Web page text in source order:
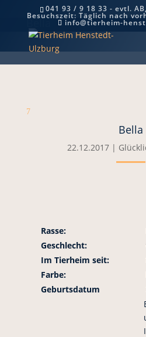
041 93 / 9 18 33 - evtl.
Besuchszeit: Täglich nach
info@tierheim-
Bella
7
Bella
22.12.2017|
Rasse:
Geschlecht:
Im Tierheim seit:
Farbe:
Geburtsdatum